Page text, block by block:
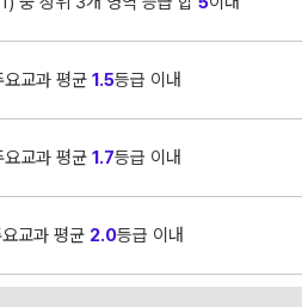
요교과 평균 1.5등급 이내
요교과 평균 1.7등급 이내
교과 평균 2.0등급 이내